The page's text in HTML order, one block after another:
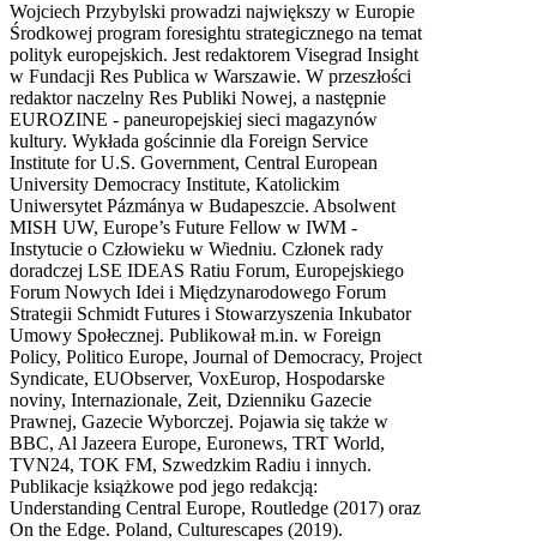
Wojciech Przybylski prowadzi największy w Europie
Środkowej program foresightu strategicznego na temat
polityk europejskich. Jest redaktorem Visegrad Insight
w Fundacji Res Publica w Warszawie. W przeszłości
redaktor naczelny Res Publiki Nowej, a następnie
EUROZINE - paneuropejskiej sieci magazynów
kultury. Wykłada gościnnie dla Foreign Service
Institute for U.S. Government, Central European
University Democracy Institute, Katolickim
Uniwersytet Pázmánya w Budapeszcie. Absolwent
MISH UW, Europe’s Future Fellow w IWM -
Instytucie o Człowieku w Wiedniu. Członek rady
doradczej LSE IDEAS Ratiu Forum, Europejskiego
Forum Nowych Idei i Międzynarodowego Forum
Strategii Schmidt Futures i Stowarzyszenia Inkubator
Umowy Społecznej. Publikował m.in. w Foreign
Policy, Politico Europe, Journal of Democracy, Project
Syndicate, EUObserver, VoxEurop, Hospodarske
noviny, Internazionale, Zeit, Dzienniku Gazecie
Prawnej, Gazecie Wyborczej. Pojawia się także w
BBC, Al Jazeera Europe, Euronews, TRT World,
TVN24, TOK FM, Szwedzkim Radiu i innych.
Publikacje książkowe pod jego redakcją:
Understanding Central Europe, Routledge (2017) oraz
On the Edge. Poland, Culturescapes (2019).